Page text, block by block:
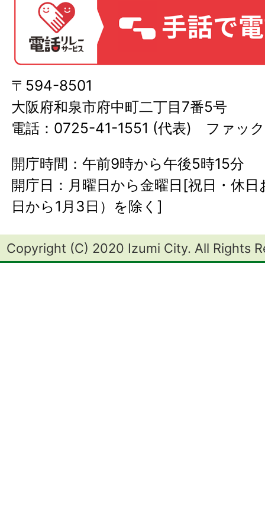
〒594-8501
大阪府和泉市府中町二丁目7番5号
電話：0725-41-1551 (代表) ファッ
開庁時間：午前9時から午後5時15分
開庁日：月曜日から金曜日[祝日・休
日から1月3日）を除く]
Copyright (C) 2020 Izumi City. All Rights